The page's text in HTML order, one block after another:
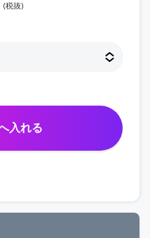
(税抜)
入れる